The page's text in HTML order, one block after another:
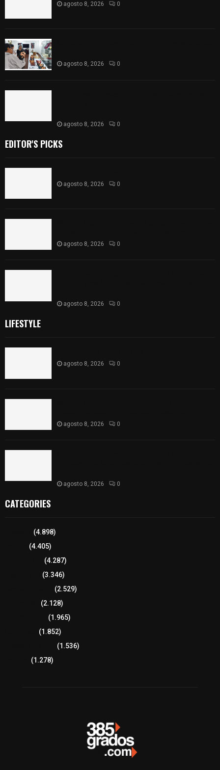
agosto 8, 2026 0
agosto 8, 2026 0
agosto 8, 2026 0
EDITOR'S PICKS
agosto 8, 2026 0
agosto 8, 2026 0
agosto 8, 2026 0
LIFESTYLE
agosto 8, 2026 0
agosto 8, 2026 0
agosto 8, 2026 0
CATEGORIES
(4.898)
(4.405)
(4.287)
(3.346)
(2.529)
(2.128)
(1.965)
(1.852)
(1.536)
(1.278)